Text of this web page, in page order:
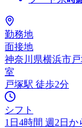
勤務地
面接地
神奈川県横浜市
室
戸塚駅 徒歩2分
シフト
1日4時間 週2日か